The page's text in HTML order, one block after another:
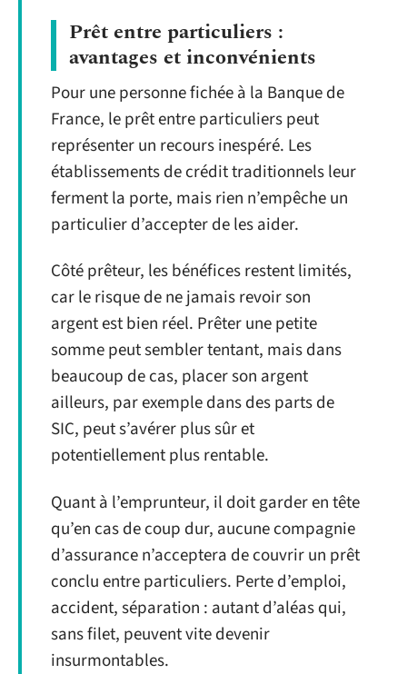
Prêt entre particuliers :
avantages et inconvénients
Pour une personne fichée à la Banque de
France, le prêt entre particuliers peut
représenter un recours inespéré. Les
établissements de crédit traditionnels leur
ferment la porte, mais rien n’empêche un
particulier d’accepter de les aider.
Côté prêteur, les bénéfices restent limités,
car le risque de ne jamais revoir son
argent est bien réel. Prêter une petite
somme peut sembler tentant, mais dans
beaucoup de cas, placer son argent
ailleurs, par exemple dans des parts de
SIC, peut s’avérer plus sûr et
potentiellement plus rentable.
Quant à l’emprunteur, il doit garder en tête
qu’en cas de coup dur, aucune compagnie
d’assurance n’acceptera de couvrir un prêt
conclu entre particuliers. Perte d’emploi,
accident, séparation : autant d’aléas qui,
sans filet, peuvent vite devenir
insurmontables.